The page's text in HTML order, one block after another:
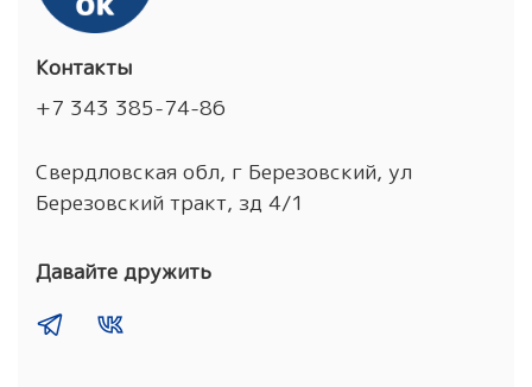
Контакты
+7 343 385-74-86
Свердловская обл, г Березовский, ул
Березовский тракт, зд 4/1
Давайте дружить